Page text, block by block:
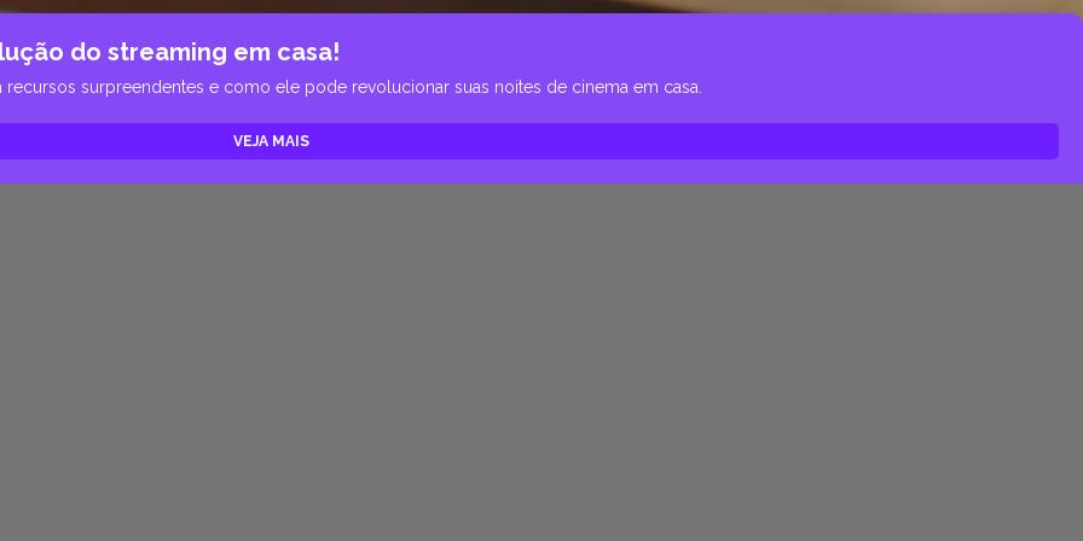
do streaming em casa!
surpreendentes e como ele pode revolucionar suas noites de cinema em casa.
VEJA MAIS